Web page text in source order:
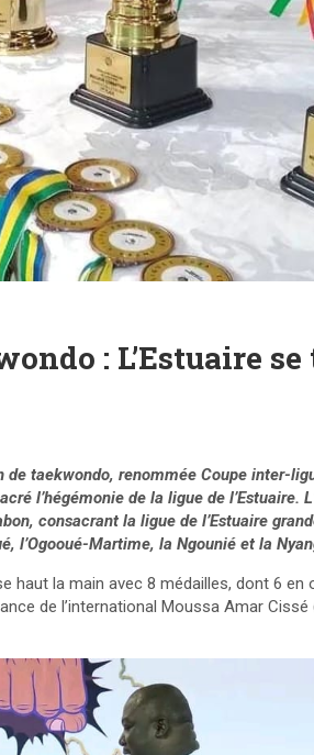
: L’Estuaire
de taekwondo, renommée Coupe inter-
l’hégémonie de la ligue de l’Estuaire.
consacrant la ligue de l’Estuaire
l’Ogooué-Martime, la Ngounié et la
haut la main avec 8 médailles, dont 6
de l’international Moussa Amar